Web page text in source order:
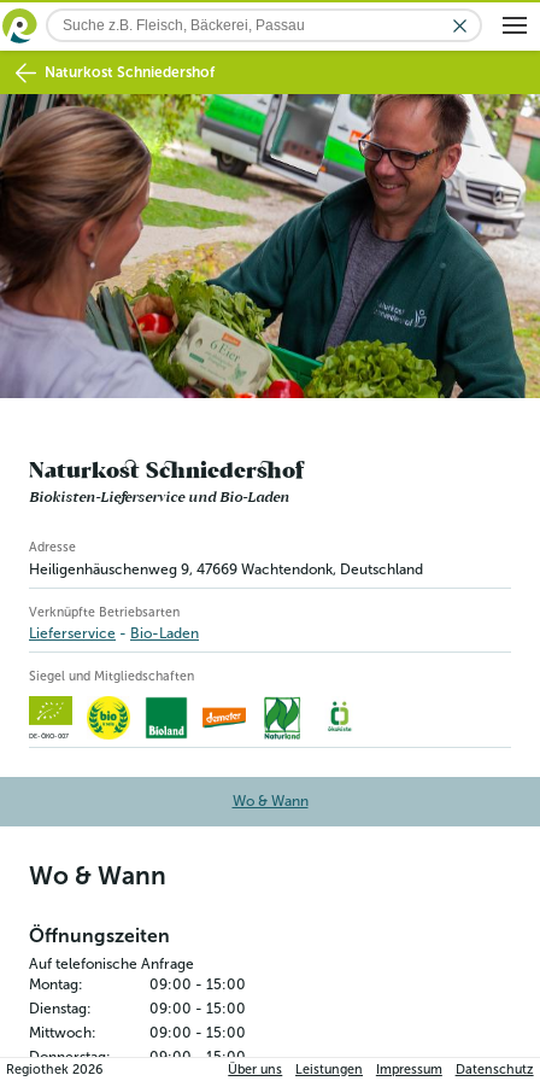
Naturkost Schniedershof
Naturkost Schniedershof
Biokisten-Lieferservice und Bio-Laden
Betriebsinformation
Adresse
Heiligenhäuschenweg 9, 47669 Wachtendonk, Deutschland
Verknüpfte Betriebsarten
Lieferservice Bio-Laden
Siegel und Mitgliedschaften
DE-ÖKO-007
Wo & Wann
Wo & Wann
Öffnungszeiten
Auf telefonische Anfrage
Montag: 09:00 - 15:00
Dienstag: 09:00 - 15:00
Mittwoch: 09:00 - 15:00
Donnerstag: 09:00
15:00
Regiothek2026 Über uns Leistungen Impressum Datenschutz